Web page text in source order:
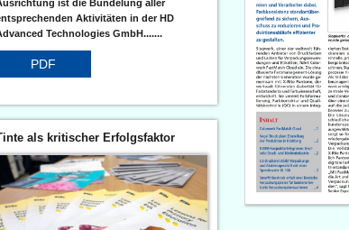
ist die Bündelung aller
Aktivitäten in der HD
Technologies GmbH.......
PDF
als kritischer Erfolgsfaktor